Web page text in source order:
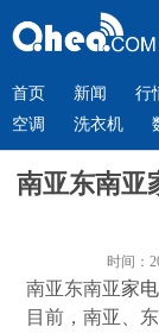
首页 新闻 行
空调
洗衣机
南亚东南亚
时间：
南亚东南亚家电
目前，南亚、